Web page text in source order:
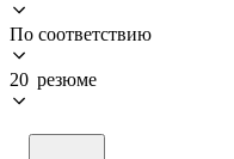
По соответствию
20 резюме